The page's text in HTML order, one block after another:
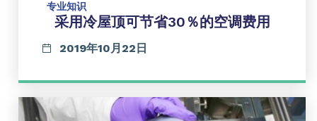
专业知识
采用冷屋顶可节省30％的空调费用
2019年10月22日